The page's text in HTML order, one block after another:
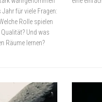
für viele Fragen:
Rolle spielen
Und was
Räume lernen?